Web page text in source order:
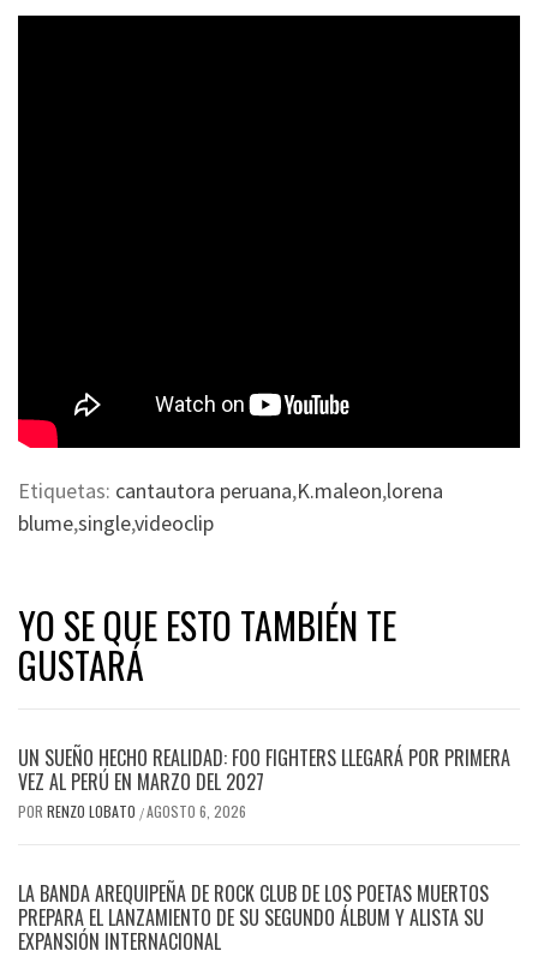
Etiquetas: cantautora peruana,K.maleon,lorena
blume,single,videoclip
YO SE QUE ESTO TAMBIÉN TE
GUSTARÁ
UN SUEÑO HECHO REALIDAD: FOO FIGHTERS LLEGARÁ POR PRIMERA
VEZ AL PERÚ EN MARZO DEL 2027
POR RENZO LOBATO /AGOSTO 6, 2026
LA BANDA AREQUIPEÑA DE ROCK CLUB DE LOS POETAS MUERTOS
PREPARA EL LANZAMIENTO DE SU SEGUNDO ÁLBUM Y ALISTA SU
EXPANSIÓN INTERNACIONAL